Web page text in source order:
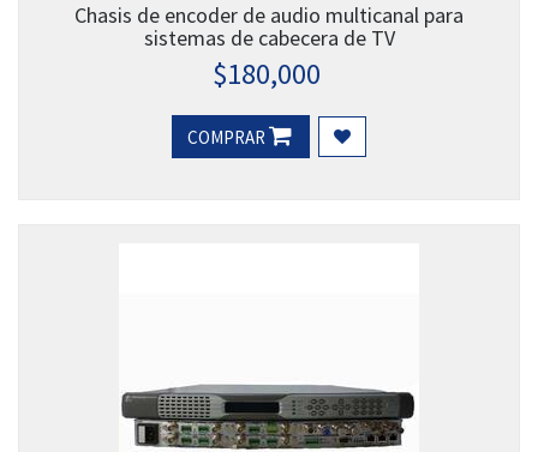
Chasis de encoder de audio multicanal para
sistemas de cabecera de TV
$180,000
COMPRAR